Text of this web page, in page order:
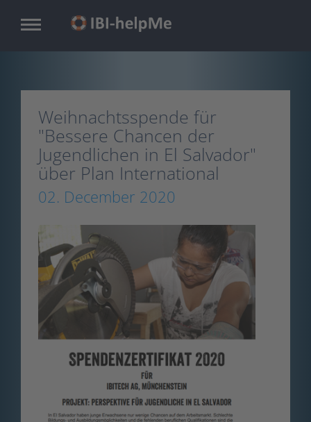
Weihnachtsspende für
"Bessere Chancen der
Jugendlichen in El Salvador"
über Plan International
02. December 2020